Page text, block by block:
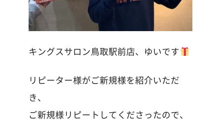
キングスサロン鳥取駅前店、ゆいです
リピーター様がご新規様を紹介いただ
き、
ご新規様リピートしてくださったので、